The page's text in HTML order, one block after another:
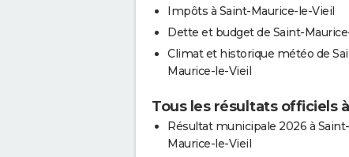
Impôts à Saint-Maurice-le-Vieil
Dette et budget de Saint-
Climat et historique météo de
Maurice-le-Vieil
Tous les résultats officiels
Résultat municipale 2026 à Saint-
Maurice-le-Vieil